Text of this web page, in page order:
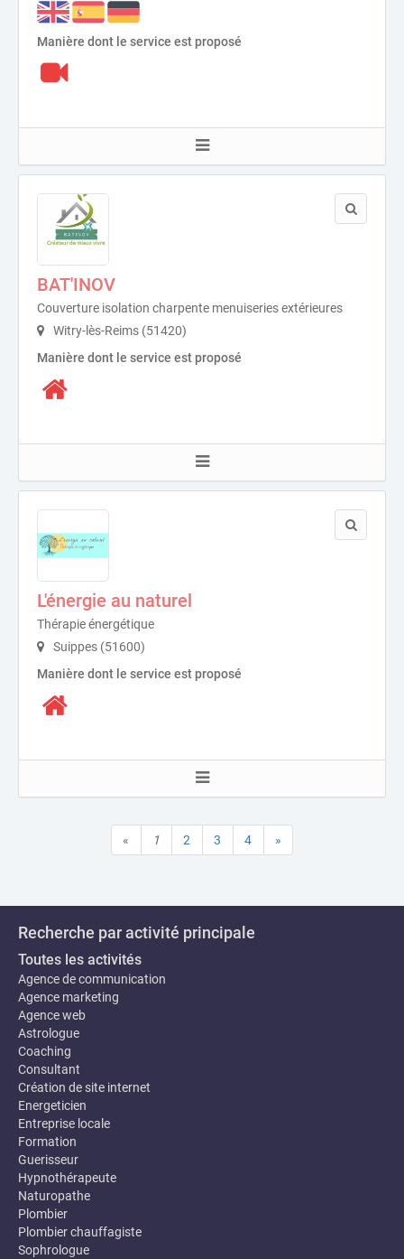
Manière dont le service est proposé
BAT'INOV
Couverture isolation charpente menuiseries extérieures
Witry-lès-Reims (51420)
Manière dont le service est proposé
L'énergie au naturel
Thérapie énergétique
Suippes (51600)
Manière dont le service est proposé
« 1 2 3 4 »
Recherche par activité principale
Toutes les activités
Agence de communication
Agence marketing
Agence web
Astrologue
Coaching
Consultant
Création de site internet
Energeticien
Entreprise locale
Formation
Guerisseur
Hypnothérapeute
Naturopathe
Plombier
Plombier chauffagiste
Sophrologue